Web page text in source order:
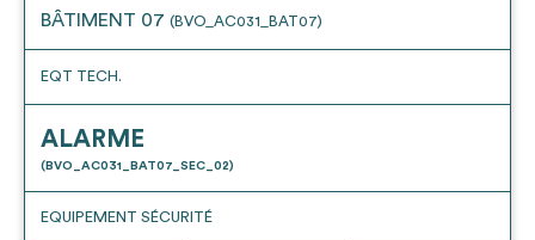
BÂTIMENT 07 (BVO_AC031_BAT07)
EQT TECH.
ALARME
(BVO_AC031_BAT07_SEC_02)
EQUIPEMENT SÉCURITÉ